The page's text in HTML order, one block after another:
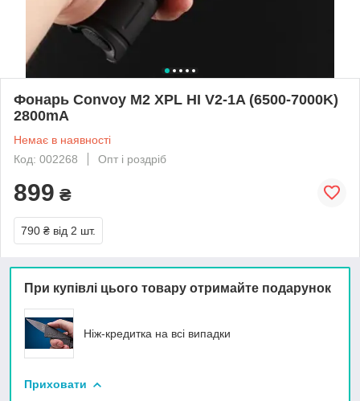
Фонарь Convoy M2 XPL HI V2-1A (6500-7000K)
2800mA
Немає в наявності
Код: 002268
Опт і роздріб
899 ₴
790 ₴ від 2 шт.
При купівлі цього товару отримайте подарунок
Ніж-кредитка на всі випадки
Приховати